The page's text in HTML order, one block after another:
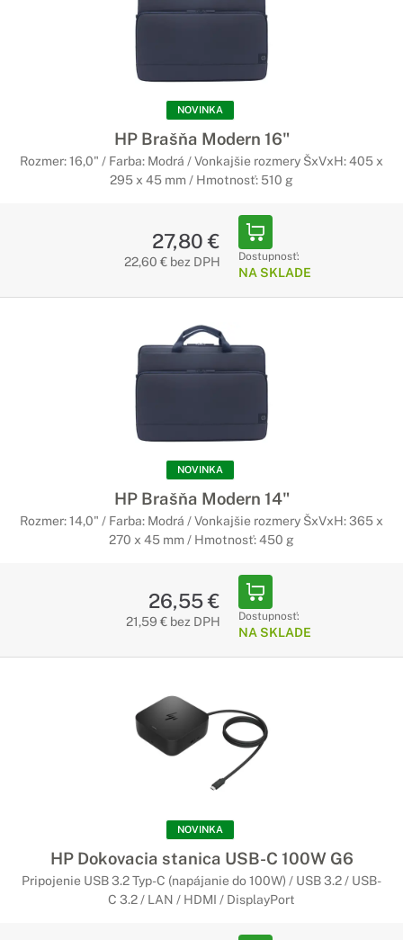
NOVINKA
HP Brašňa Modern 16"
Rozmer: 16,0" / Farba: Modrá / Vonkajšie rozmery ŠxVxH: 405 x
295 x 45 mm / Hmotnosť: 510 g
27,80 €
22,60 € bez DPH Dostupnosť:
NA SKLADE
NOVINKA
HP Brašňa Modern 14"
Rozmer: 14,0" / Farba: Modrá / Vonkajšie rozmery ŠxVxH: 365 x
270 x 45 mm / Hmotnosť: 450 g
26,55 €
21,59 € bez DPH Dostupnosť:
NA SKLADE
NOVINKA
HP Dokovacia stanica USB-C 100W G6
Pripojenie USB 3.2 Typ-C (napájanie do 100W) / USB 3.2 / USB-
C 3.2 / LAN / HDMI / DisplayPort